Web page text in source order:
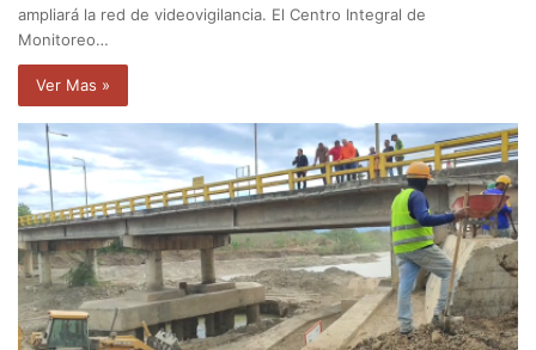
ampliará la red de videovigilancia. El Centro Integral de
Monitoreo…
Ver Mas »